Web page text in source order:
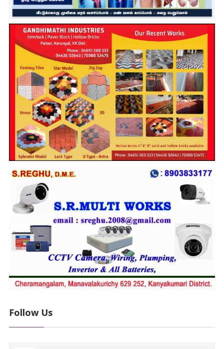
Follow Us